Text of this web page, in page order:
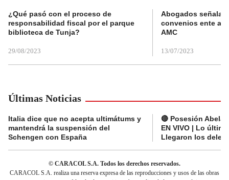
¿Qué pasó con el proceso de
responsabilidad fiscal por el parque
biblioteca de Tunja?
29/08/2023
Abogados
convenios ente
AMC
13/07/2023
Últimas Noticias
Italia dice que no acepta ultimátums y
mantendrá la suspensión del
Schengen con España
🔴 Posesión
EN VIVO | Lo
Llegaron los
© CARACOL S.A. Todos los derechos reservados.
CARACOL S.A. realiza una reserva expresa de las reproducciones y usos de las obras